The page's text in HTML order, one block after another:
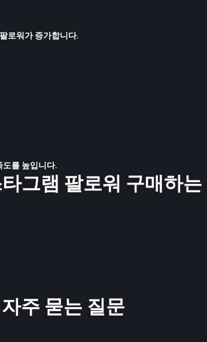
로워가 증가합니다.
를 높입니다.
그램 팔로워 구매하
주 묻는 질문